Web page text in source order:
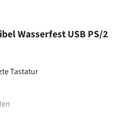
Wasserfest USB PS/2
Tastatur